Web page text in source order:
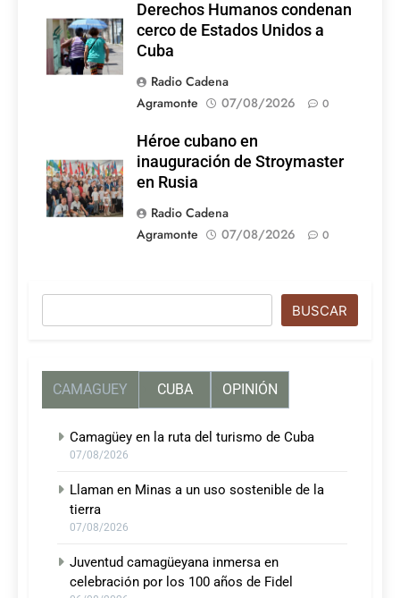
Derechos Humanos condenan
cerco de Estados Unidos a
Cuba
Radio Cadena
Agramonte
07/08/2026 0
Héroe cubano en
inauguración de Stroymaster
en Rusia
Radio Cadena
Agramonte
07/08/2026 0
BUSCAR
CAMAGUEY CUBA OPINIÓN
Camagüey en la ruta del turismo de Cuba
07/08/2026
Llaman en Minas a un uso sostenible de la
tierra
07/08/2026
Juventud camagüeyana inmersa en
celebración por los 100 años de Fidel